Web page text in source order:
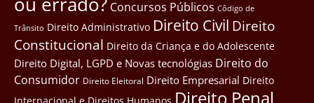
Concursos Públicos Côdigo de
Trânsito Direito Administrativo Direito Civil Direito
Constitucional Direito da Criança e do Adolescente
Direito Digital, LGPD e Novas tecnológias Direito do
Consumidor Direito Eleitoral Direito Empresarial Direito
Direito Penal